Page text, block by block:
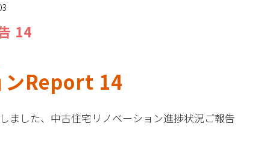
14
ンReport 14
ました、中古住宅リノベーション進捗状況ご報告